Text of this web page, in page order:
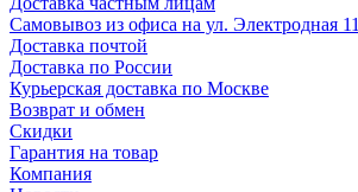
Самовывоз из офиса на ул. Электродная 11
Доставка почтой
Доставка по России
Курьерская доставка по Москве
Возврат и обмен
Скидки
Гарантия на товар
Компания